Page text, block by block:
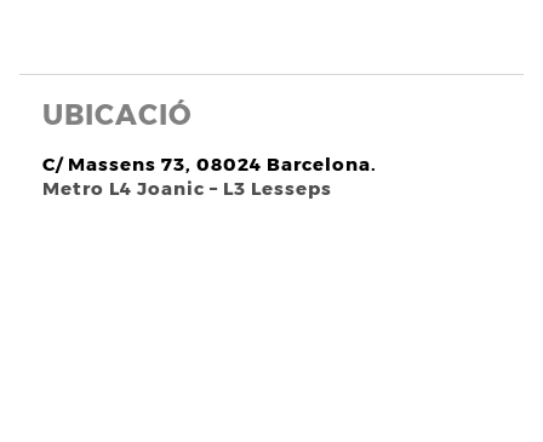
UBICACIÓ
C/ Massens 73, 08024 Barcelona.
Metro L4 Joanic – L3 Lesseps